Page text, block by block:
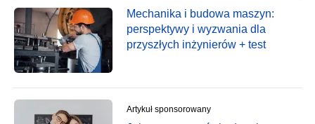
Mechanika i budowa maszyn:
perspektywy i wyzwania dla
przyszłych inżynierów + test
Artykuł sponsorowany